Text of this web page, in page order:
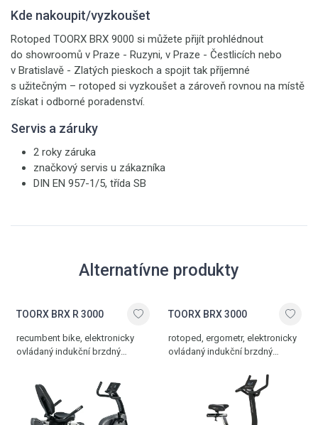
Kde nakoupit/vyzkoušet
Rotoped TOORX BRX 9000 si můžete přijít prohlédnout
do showroomů v Praze - Ruzyni, v Praze - Čestlicích nebo
v Bratislavě - Zlatých pieskoch a spojit tak příjemné
s užitečným – rotoped si vyzkoušet a zároveň rovnou na místě
získat i odborné poradenství.
Servis a záruky
2 roky záruka
značkový servis u zákazníka
DIN EN 957-1/5, třída SB
Alternatívne produkty
TOORX BRX R 3000
recumbent bike, elektronicky
ovládaný indukční brzdný
osoby, bohatá programová
nabídka včetně aplikace
iConsole, nízký nástup, 16 kg
TOORX BRX 3000
rotoped, ergometr, elektronicky
ovládaný indukční brzdný
bohatá programová nabídka,
paměť pro 4 osoby, Bluetooth
rozhraní, nízký nástup, 3-dílné
kliky, 16 kg setrvačník, nosnost